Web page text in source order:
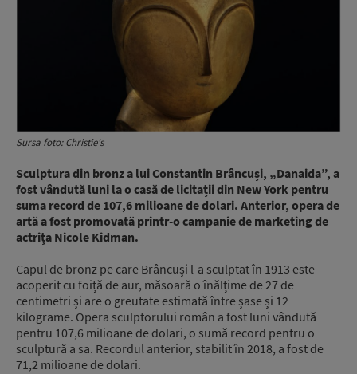
Sursa foto: Christie's
Sculptura din bronz a lui Constantin Brâncuși, „Danaida”, a
fost vândută luni la o casă de licitații din New York pentru
suma record de 107,6 milioane de dolari. Anterior, opera de
artă a fost promovată printr-o campanie de marketing de
actrița Nicole Kidman.
Capul de bronz pe care Brâncuși l-a sculptat în 1913 este
acoperit cu foiță de aur, măsoară o înălțime de 27 de
centimetri și are o greutate estimată între șase și 12
kilograme. Opera sculptorului român a fost luni vândută
pentru 107,6 milioane de dolari, o sumă record pentru o
sculptură a sa. Recordul anterior, stabilit în 2018, a fost de
71,2 milioane de dolari.